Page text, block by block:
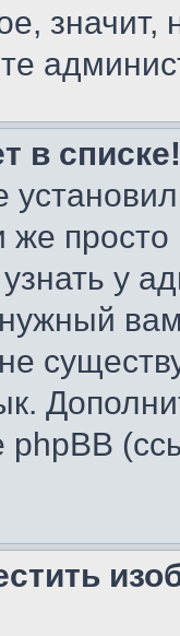
значит,
в списке!
у
phpBB